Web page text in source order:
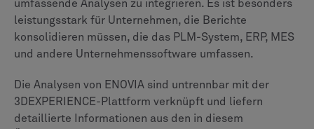
Partnern bereitgestellt werden.
Bereitstellung, Skalierbarkeit und
Kosten